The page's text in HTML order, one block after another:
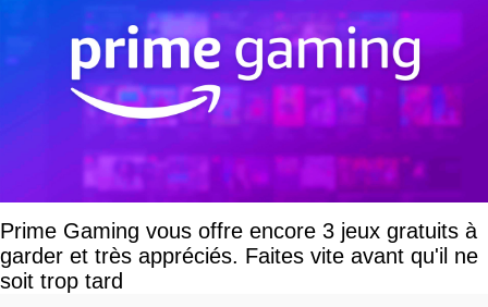
Prime Gaming vous offre encore 3 jeux gratuits à
garder et très appréciés. Faites vite avant qu'il ne
soit trop tard